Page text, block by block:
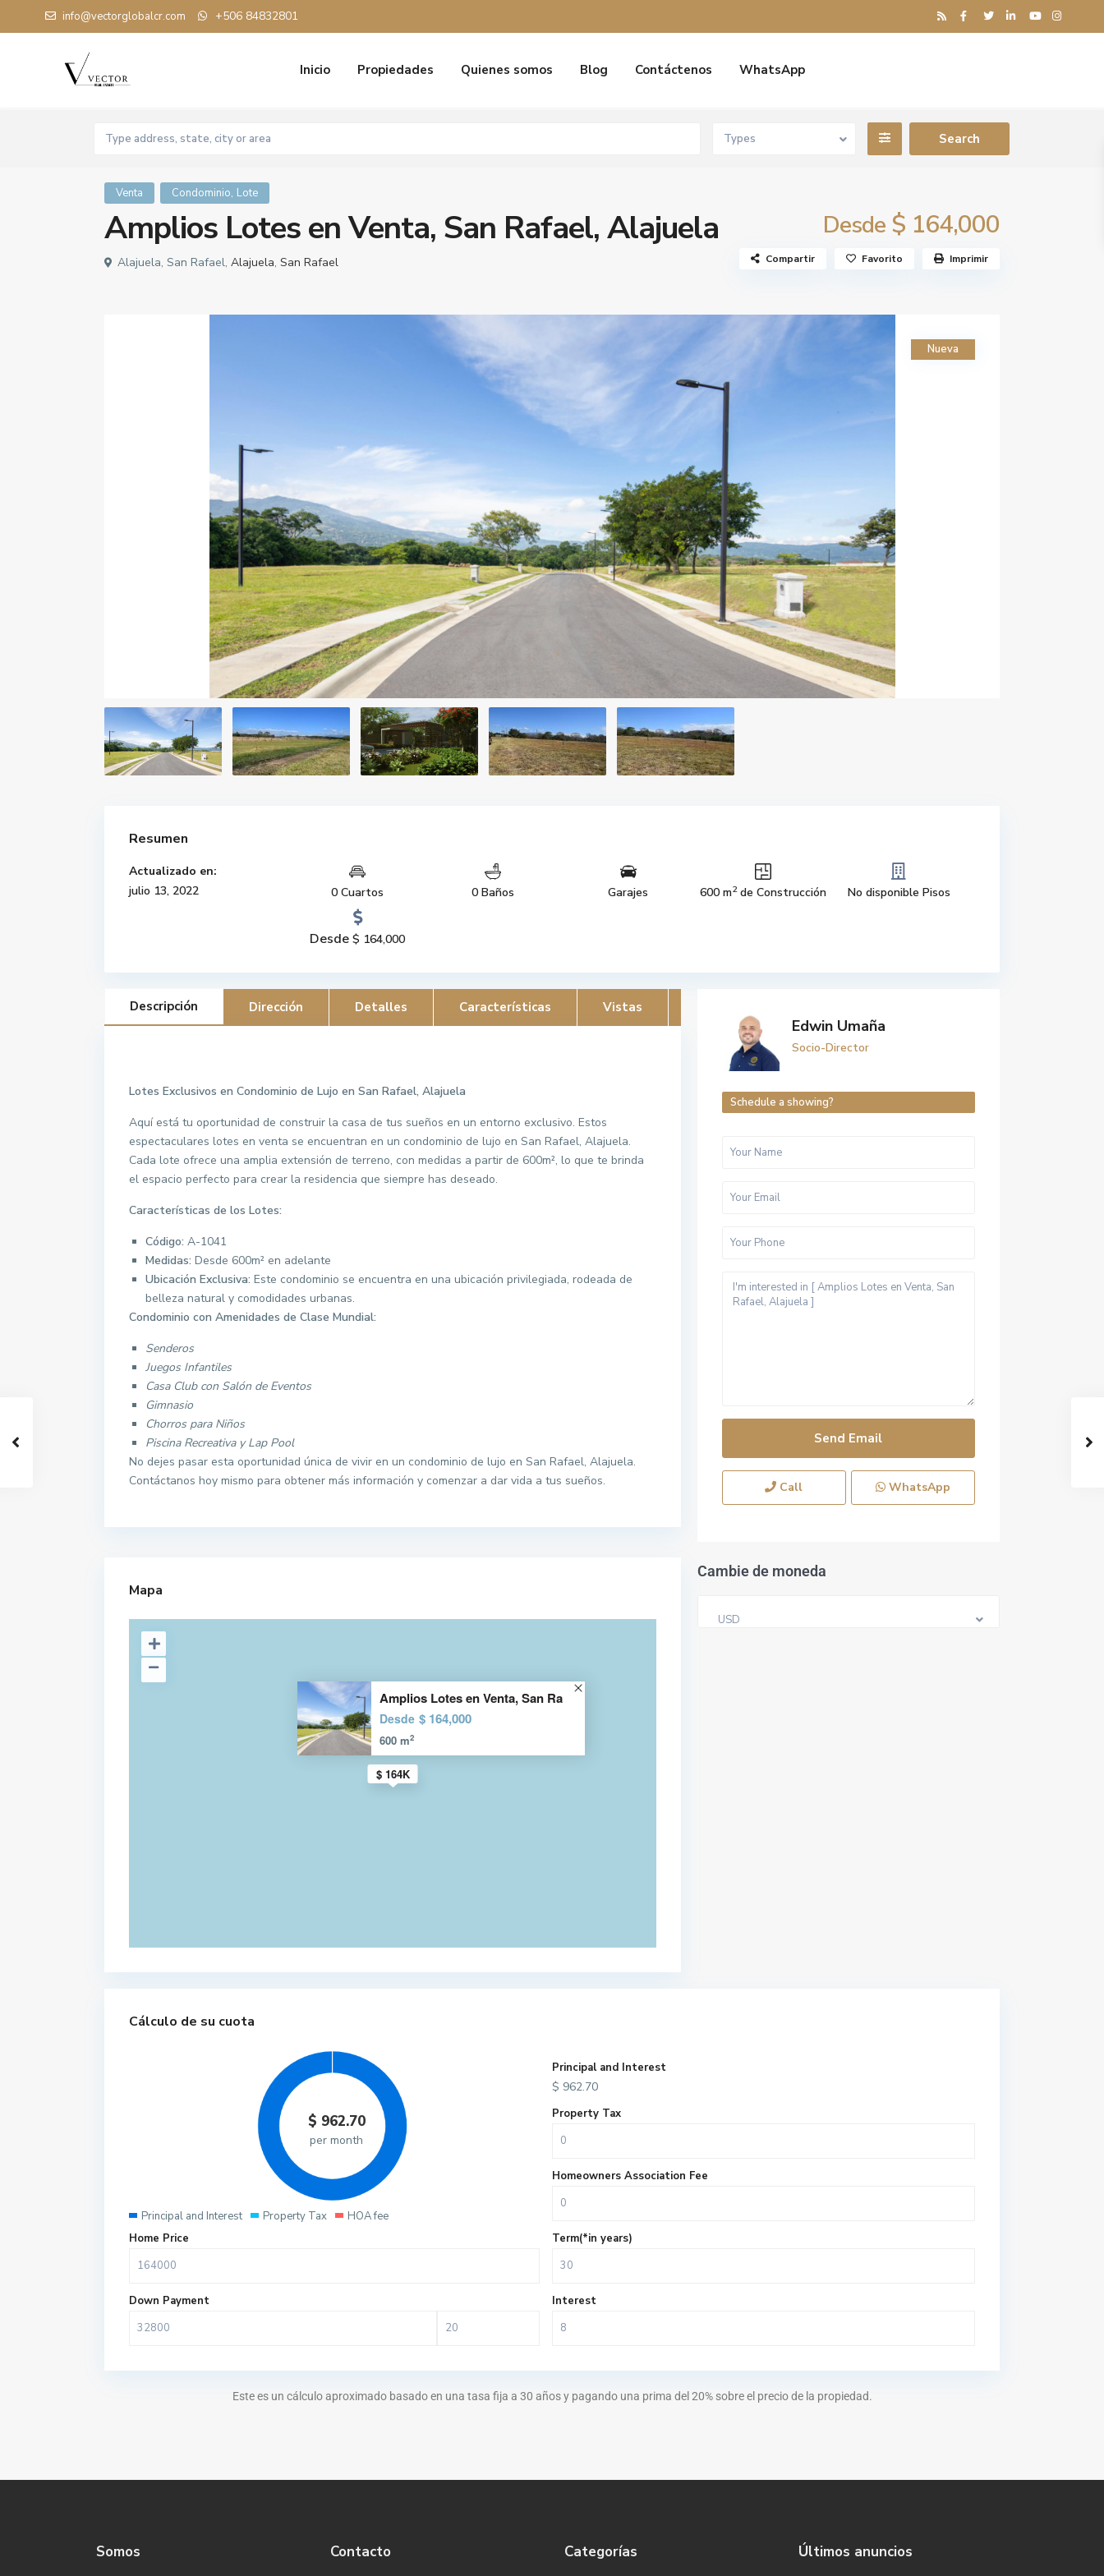
info@vectorglobalcr.com +506 84832801
Inicio Propiedades Quienes somos Blog Contáctenos WhatsApp
Types
Venta Condominio, Lote
Amplios Lotes en Venta, San Rafael, Alajuela Desde $ 164,000
Alajuela, San Rafael, Alajuela, San Rafael Compartir Favorito Imprimir
Nueva
Resumen
Actualizado en:
julio 13, 2022
0 Cuartos 0 Baños Garajes 600 m2de Construcción No disponible Pisos
Desde $ 164,000
Descripción Dirección Detalles Características Vistas
Lotes Exclusivos en Condominio de Lujo en San Rafael, Alajuela
Aquí está tu oportunidad de construir la casa de tus sueños en un entorno exclusivo. Estos
espectaculares lotes en venta se encuentran en un condominio de lujo en San Rafael, Alajuela.
Cada lote ofrece una amplia extensión de terreno, con medidas a partir de 600m², lo que te brinda
el espacio perfecto para crear la residencia que siempre has deseado.
Características de los Lotes:
Código: A-1041
Medidas: Desde 600m² en adelante
Ubicación Exclusiva: Este condominio se encuentra en una ubicación privilegiada, rodeada de
belleza natural y comodidades urbanas.
Condominio con Amenidades de Clase Mundial:
Senderos
Juegos Infantiles
Casa Club con Salón de Eventos
Gimnasio
Chorros para Niños
Piscina Recreativa y Lap Pool
No dejes pasar esta oportunidad única de vivir en un condominio de lujo en San Rafael, Alajuela.
Contáctanos hoy mismo para obtener más información y comenzar a dar vida a tus sueños.
Mapa
$ 164K
Amplios Lotes en Venta, San Ra
Desde $ 164,000
600 m2
Edwin Umaña
Socio-Director
Schedule a showing?
Call WhatsApp
Cambie de moneda
USD
Cálculo de su cuota
$ 962.70
per month
Principal and Interest Property Tax HOA fee
Principal and Interest
$ 962.70
Property Tax
Homeowners Association Fee
Home Price
Down Payment
Term(*in years)
Interest
Este es un cálculo aproximado basado en una tasa fija a 30 años y pagando una prima del 20% sobre el precio de la propiedad.
Somos Contacto Categorías Últimos anuncios